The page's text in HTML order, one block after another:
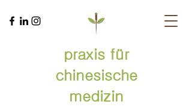
praxis für
chinesische
medizin